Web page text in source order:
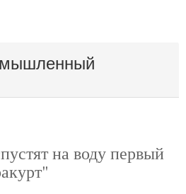
на воду первый